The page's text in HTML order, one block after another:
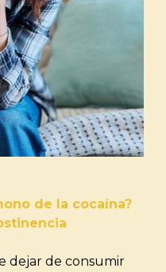
de la cocaína?
dejar de consumir